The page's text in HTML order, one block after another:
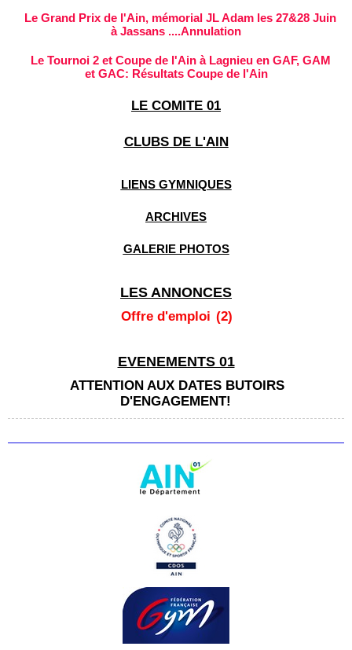
Le Grand Prix de l'Ain, mémorial JL Adam les 27&28 Juin
à Jassans ....Annulation
Le Tournoi 2 et Coupe de l'Ain à Lagnieu en GAF, GAM
et GAC: Résultats Coupe de l'Ain
RESULTATS: Coupe de l'Ain & Tournoi 1 GAF et GAM à
Viriat
LE COMITE 01
CLUBS DE L'AIN
LIENS GYMNIQUES
ARCHIVES
GALERIE PHOTOS
LES ANNONCES
Offre d'emploi (2)
EVENEMENTS 01
ATTENTION AUX DATES BUTOIRS
D'ENGAGEMENT!